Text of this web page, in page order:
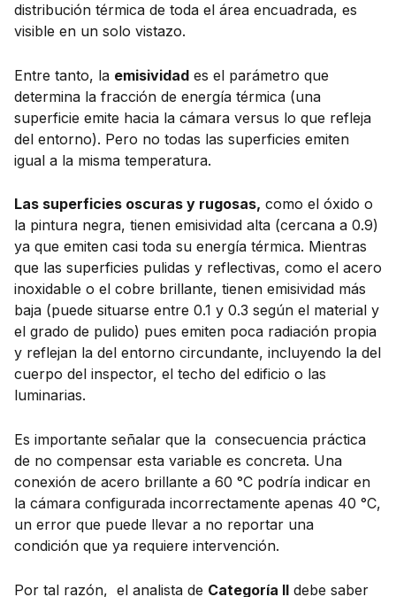
distribución térmica de toda el área encuadrada, es
visible en un solo vistazo.
Entre tanto, la emisividad es el parámetro que
determina la fracción de energía térmica (una
superficie emite hacia la cámara versus lo que refleja
del entorno). Pero no todas las superficies emiten
igual a la misma temperatura.
Las superficies oscuras y rugosas, como el óxido o
la pintura negra, tienen emisividad alta (cercana a 0.9)
ya que emiten casi toda su energía térmica. Mientras
que las superficies pulidas y reflectivas, como el acero
inoxidable o el cobre brillante, tienen emisividad más
baja (puede situarse entre 0.1 y 0.3 según el material y
el grado de pulido) pues emiten poca radiación propia
y reflejan la del entorno circundante, incluyendo la del
cuerpo del inspector, el techo del edificio o las
luminarias.
Es importante señalar que la consecuencia práctica
de no compensar esta variable es concreta. Una
conexión de acero brillante a 60 °C podría indicar en
la cámara configurada incorrectamente apenas 40 °C,
un error que puede llevar a no reportar una
condición que ya requiere intervención.
Por tal razón, el analista de Categoría II debe saber